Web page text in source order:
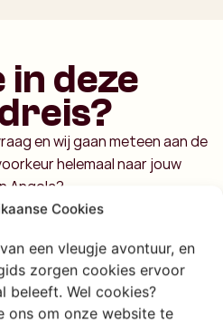
Cookies
een vleugje avontuur, en
zorgen cookies ervoor
beleeft. Wel cookies?
ons om onze website te
deze
en wij gaan meteen aan de
helemaal naar jouw
Angola?